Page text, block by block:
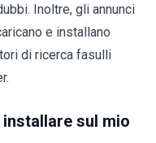
Inoltre, gli annunci
e installano
di ricerca fasulli
sul mio